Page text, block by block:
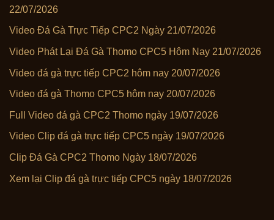
22/07/2026
Video Đá Gà Trực Tiếp CPC2 Ngày 21/07/2026
Video Phát Lại Đá Gà Thomo CPC5 Hôm Nay 21/07/2026
Video đá gà trực tiếp CPC2 hôm nay 20/07/2026
Video đá gà Thomo CPC5 hôm nay 20/07/2026
Full Video đá gà CPC2 Thomo ngày 19/07/2026
Video Clip đá gà trực tiếp CPC5 ngày 19/07/2026
Clip Đá Gà CPC2 Thomo Ngày 18/07/2026
Xem lại Clip đá gà trực tiếp CPC5 ngày 18/07/2026